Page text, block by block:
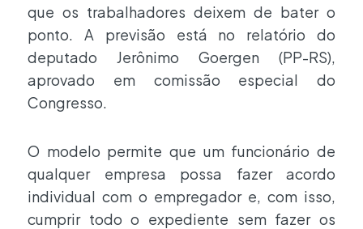
que os trabalhadores deixem de bater o
ponto. A previsão está no relatório do
deputado Jerônimo Goergen (PP-RS),
aprovado em comissão especial do
Congresso.
O modelo permite que um funcionário de
qualquer empresa possa fazer acordo
individual com o empregador e, com isso,
cumprir todo o expediente sem fazer os